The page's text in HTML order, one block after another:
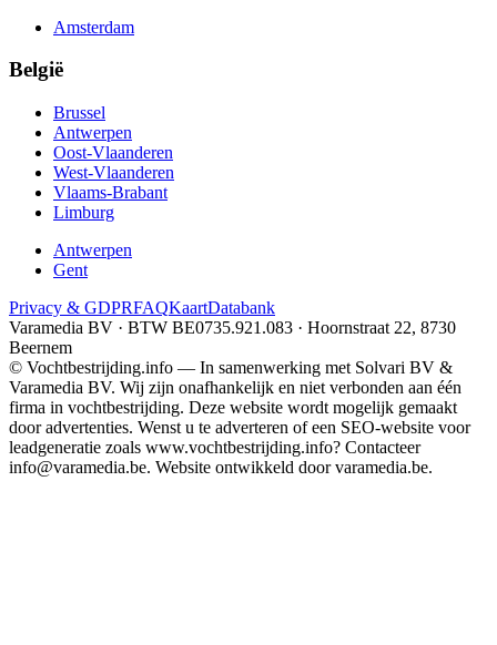
Amsterdam
België
Brussel
Antwerpen
Oost-Vlaanderen
West-Vlaanderen
Vlaams-Brabant
Limburg
Antwerpen
Gent
Privacy & GDPRFAQKaartDatabank
Varamedia BV · BTW BE0735.921.083 · Hoornstraat 22, 8730
Beernem
© Vochtbestrijding.info — In samenwerking met Solvari BV &
Varamedia BV. Wij zijn onafhankelijk en niet verbonden aan één
firma in vochtbestrijding. Deze website wordt mogelijk gemaakt
door advertenties. Wenst u te adverteren of een SEO-website voor
leadgeneratie zoals www.vochtbestrijding.info? Contacteer
info@varamedia.be. Website ontwikkeld door varamedia.be.